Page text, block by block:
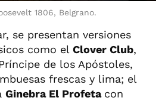
1806, Belgrano.
se presentan versiones
como el Clover Club,
de los Apóstoles,
frescas y lima; el
Ginebra El Profeta con